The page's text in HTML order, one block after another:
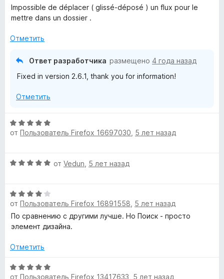
ц
е
е
5
Impossible de déplacer ( glissé-déposé ) un flux pour le
mettre dans un dossier .
Отметить
Ответ разработчика размещено 4 года назад
Fixed in version 2.6.1, thank you for information!
Отметить
О
ц
е
н
а
5
и
5
от Пользователь Firefox 16697030 5 лет назад
О
н
е
н
о
а
и
от Vedun 5 лет назад
О
ц
е
н
н
н
от Пользователь Firefox 16891558 5 лет назад
По сравнению с другими лучше. Но Поиск - просто
элемент дизайна.
Отметить
О
от Пользователь Firefox 13417633 5 лет назад